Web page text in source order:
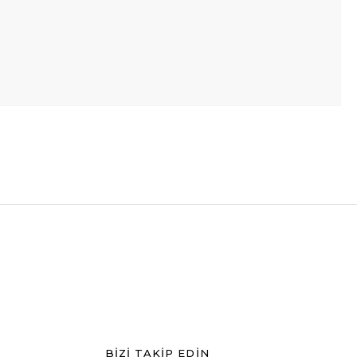
BİZİ TAKİP EDİN